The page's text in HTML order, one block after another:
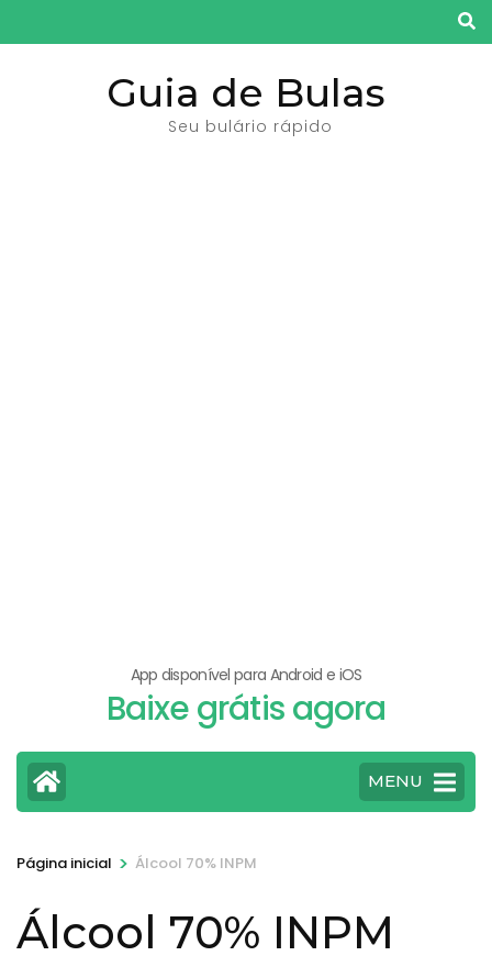
para
Guia de Bulas
Seu bulário rápido
App disponível para Android e iOS
Baixe grátis agora
MENU
Página inicial > Álcool 70% INPM
Álcool 70% INPM